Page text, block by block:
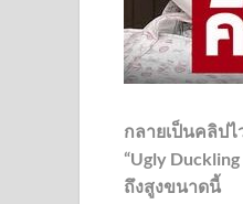
กลายเป็นคลิปไ
“Ugly
ถึงสูงขนาดนี้